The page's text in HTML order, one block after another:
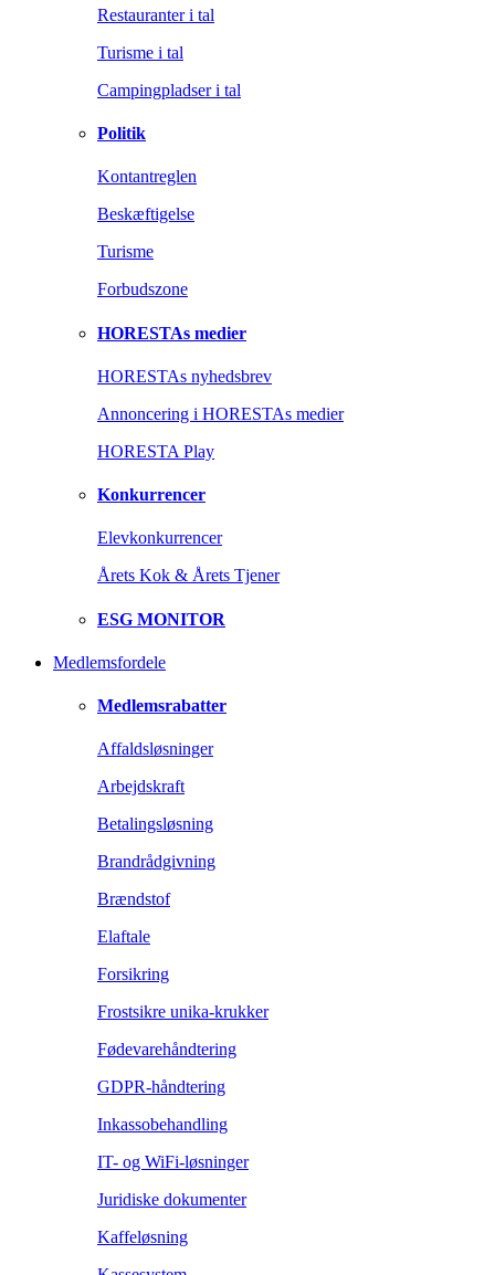
Restauranter i tal
Turisme i tal
Campingpladser i tal
Politik
Kontantreglen
Beskæftigelse
Turisme
Forbudszone
HORESTAs medier
HORESTAs nyhedsbrev
Annoncering i HORESTAs medier
HORESTA Play
Konkurrencer
Elevkonkurrencer
Årets Kok & Årets Tjener
ESG MONITOR
Medlemsfordele
Medlemsrabatter
Affaldsløsninger
Arbejdskraft
Betalingsløsning
Brandrådgivning
Brændstof
Elaftale
Forsikring
Frostsikre unika-krukker
Fødevarehåndtering
GDPR-håndtering
Inkassobehandling
IT- og WiFi-løsninger
Juridiske dokumenter
Kaffeløsning